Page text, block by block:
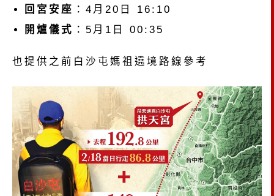
回宮安座 ：4月20日 16:10
開爐儀式 ：5月1日 00:35
也提供之前白沙屯媽祖遶境路線參考